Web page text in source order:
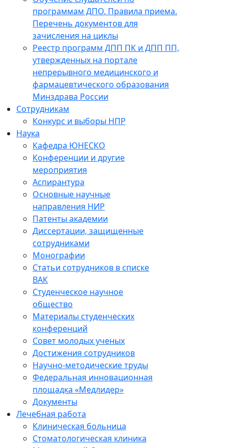
программам ДПО. Правила приема.
Перечень документов для
зачисления на циклы
Реестр программ ДПП ПК и ДПП ПП,
утвержденных на портале
непрерывного медицинского и
фармацевтического образования
Минздрава России
Сотрудникам
Конкурс и выборы НПР
Наука
Кафедра ЮНЕСКО
Конференции и другие
мероприятия
Аспирантура
Основные научные
направления НИР
Патенты академии
Диссертации, защищенные
сотрудниками
Монографии
Статьи сотрудников в списке
ВАК
Студенческое научное
общество
Материалы студенческих
конференций
Совет молодых ученых
Достижения сотрудников
Научно-методические труды
Федеральная инновационная
площадка «Медлидер»
Документы
Лечебная работа
Клиническая больница
Стоматологическая клиника